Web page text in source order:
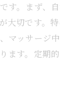
。まず、
切です。
ッサージ
す。定期